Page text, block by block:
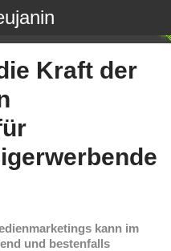
Kraft der
kann im
und bestenfalls